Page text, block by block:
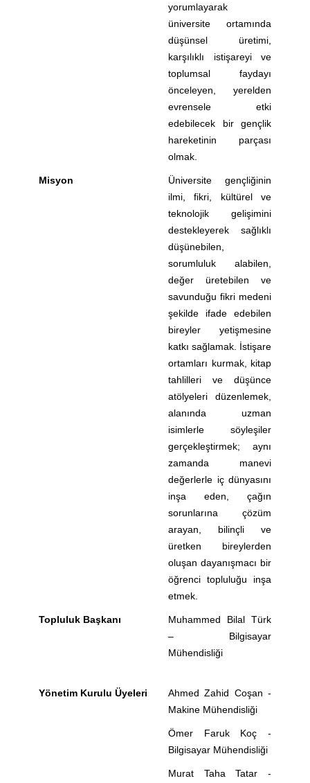
yorumlayarak
üniversite ortamında
düşünsel üretimi,
karşılıklı istişareyi ve
toplumsal faydayı
önceleyen, yerelden
evrensele etki
edebilecek bir gençlik
hareketinin parçası
olmak.
Misyon
Üniversite gençliğinin
ilmi, fikri, kültürel ve
teknolojik gelişimini
destekleyerek sağlıklı
düşünebilen,
sorumluluk alabilen,
değer üretebilen ve
savunduğu fikri medeni
şekilde ifade edebilen
bireyler yetişmesine
katkı sağlamak. İstişare
ortamları kurmak, kitap
tahlilleri ve düşünce
atölyeleri düzenlemek,
alanında uzman
isimlerle söyleşiler
gerçekleştirmek; aynı
zamanda manevi
değerlerle iç dünyasını
inşa eden, çağın
sorunlarına çözüm
arayan, bilinçli ve
üretken bireylerden
oluşan dayanışmacı bir
öğrenci topluluğu inşa
etmek.
Topluluk Başkanı
Muhammed Bilal Türk
– Bilgisayar
Mühendisliği
Yönetim Kurulu Üyeleri
Ahmed Zahid Coşan -
Makine Mühendisliği
Ömer Faruk Koç -
Bilgisayar Mühendisliği
Murat Taha Tatar -